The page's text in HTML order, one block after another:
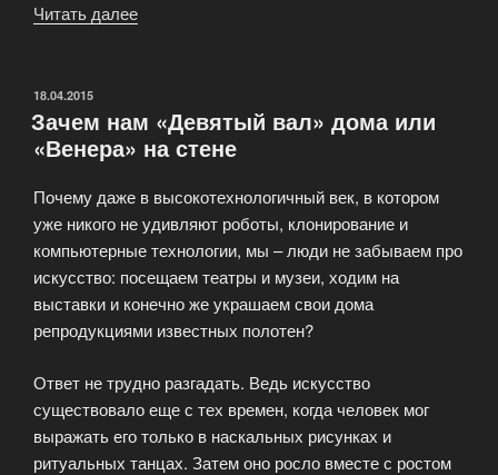
Читать далее
восприятия
картины»
ОПУБЛИКОВАНО
18.04.2015
Зачем нам «Девятый вал» дома или
«Венера» на стене
Почему даже в высокотехнологичный век, в котором
уже никого не удивляют роботы, клонирование и
компьютерные технологии, мы – люди не забываем про
искусство: посещаем театры и музеи, ходим на
выставки и конечно же украшаем свои дома
репродукциями известных полотен?
Ответ не трудно разгадать. Ведь искусство
существовало еще с тех времен, когда человек мог
выражать его только в наскальных рисунках и
ритуальных танцах. Затем оно росло вместе с ростом